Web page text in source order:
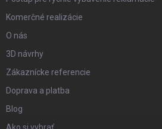
Komerčné realizácie
O nás
3D návrhy
Zákaznícke referencie
Doprava a platba
Blog
Ako si vybrať